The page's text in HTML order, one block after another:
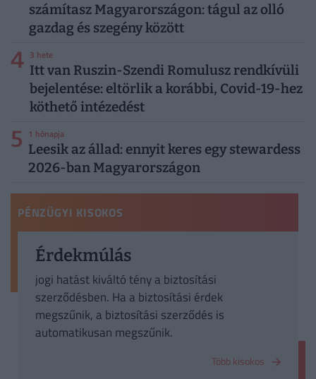
számítasz Magyarországon: tágul az olló
gazdag és szegény között
4 3 hete
Itt van Ruszin-Szendi Romulusz rendkívüli
bejelentése: eltörlik a korábbi, Covid-19-hez
köthető intézedést
5 1 hónapja
Leesik az állad: ennyit keres egy stewardess
2026-ban Magyarországon
PÉNZÜGYI KISOKOS
Érdekmúlás
jogi hatást kiváltó tény a biztosítási
szerződésben. Ha a biztosítási érdek
megszűnik, a biztosítási szerződés is
automatikusan megszűnik.
Több kisokos